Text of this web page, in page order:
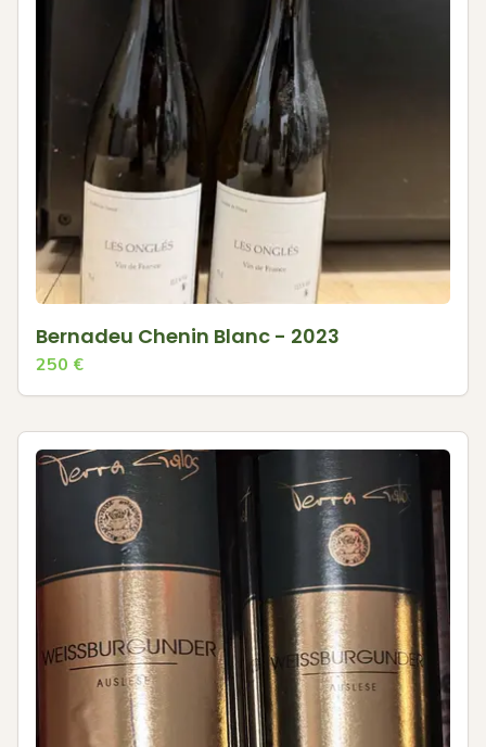
Bernadeu Chenin Blanc - 2023
250 €